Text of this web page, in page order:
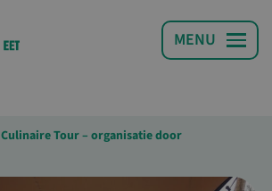
Culinaire Tour – organisatie door